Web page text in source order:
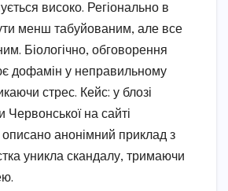
високо. Регіонально в
менш табуйованим, але все
Біологічно, обговорення
дофамін у неправильному
стрес. Кейс: у блозі
Червонської на сайті
анонімний приклад з
уникла скандалу, тримаючи